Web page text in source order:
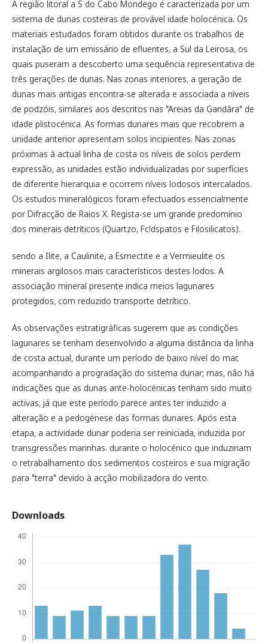
A região litoral a S do Cabo Mondego é caracterizada por um
sistema de dunas costeiras de provável idade holocénica. Os
materiais estudados foram obtidos durante os trabalhos de
instalação de um emissário de efluentes, a Sul da Leirosa, os
quais puseram a descoberto uma sequência representativa de
três gerações de dunas. Nas zonas interiores, a geração de
dunas mais antigas encontra-se alterada e associada a níveis
de podzóis, similares aos descritos nas "Areias da Gandâra" de
idade plistocénica. As formas dunares mais que recobrem a
unidade anterior apresentam solos incipientes. Nas zonas
próximas à actual linha de costa os níveis de solos perdem
expressão, as unidades estão individualizadas por superfícies
de diferente hierarquia e ocorrem níveis lodosos intercalados.
Os estudos mineralógicos foram efectuados essencialmente
por Difracção de Raios X. Regista-se um grande predomínio
dos minerais detríticos (Quartzo, Fc!dspatos e Filosilicatos).
sendo a Ilite, a Caulinite, a Esmectite e a Vermieulite os
minerais argilosos mais característicos destes lodos. A
associação mineral presente indica meios lagunares
protegidos, com reduzido transporte detrítico.
As observações estratigráficas sugerem que as condições
lagunares se tenham desenvolvido a alguma distância da linha
de costa actual, durante um período de baixo nível do mar,
acompanhando a progradação do sistema dunar; mas, não há
indicações que as dunas ante-holocénicas tenham sido muito
activas, já que este período parece antes ter induzido a
alteração e a pedogénese das formas dunares. Após esta
etapa, a actividade dunar poderia ser reiniciada, induzida por
transgressões marinhas. durante o holocénico que induziriam
o retrabalhamento dos sedimentos costeiros e sua migração
para "terra" devido à acção mobilizadora do vento.
Downloads